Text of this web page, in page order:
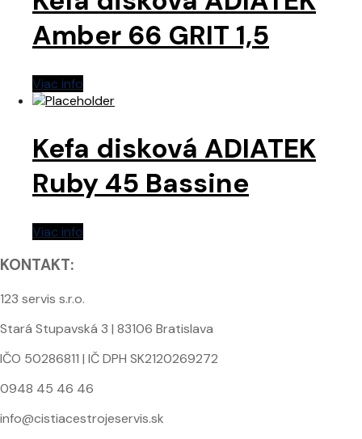
Amber 66 GRIT 1,5
Viac info
Kefa disková ADIATEK
Ruby 45 Bassine
Viac info
KONTAKT:
123 servis s.r.o.
Stará Stupavská 3 | 83106 Bratislava
IČO 50286811 | IČ DPH SK2120269272
0948 45 46 46
info@cistiacestrojeservis.sk